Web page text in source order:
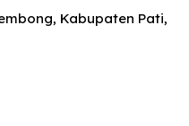
Kabupaten Pati,